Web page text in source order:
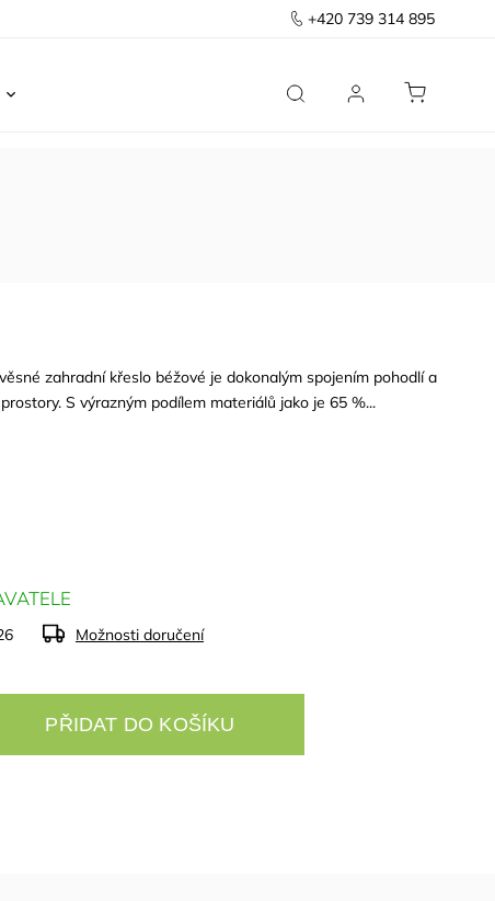
+420 739 314 895
Předsíň
zahradní křeslo béžové je dokonalým spojením pohodlí a
S výrazným podílem materiálů jako je 65 %...
Možnosti doručení
PŘIDAT DO KOŠÍKU